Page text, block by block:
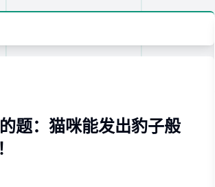
题：猫咪能发出豹子般